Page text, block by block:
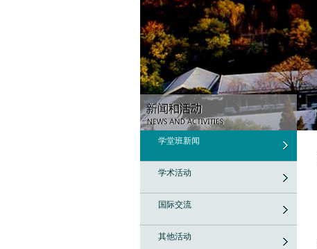
学堂班新闻
学术活动
国际交流
其他活动